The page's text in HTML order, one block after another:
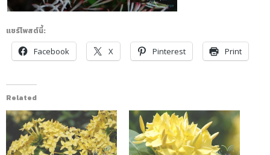
แชร์โพสต์นี้:
Facebook
X Pinterest Print
Related